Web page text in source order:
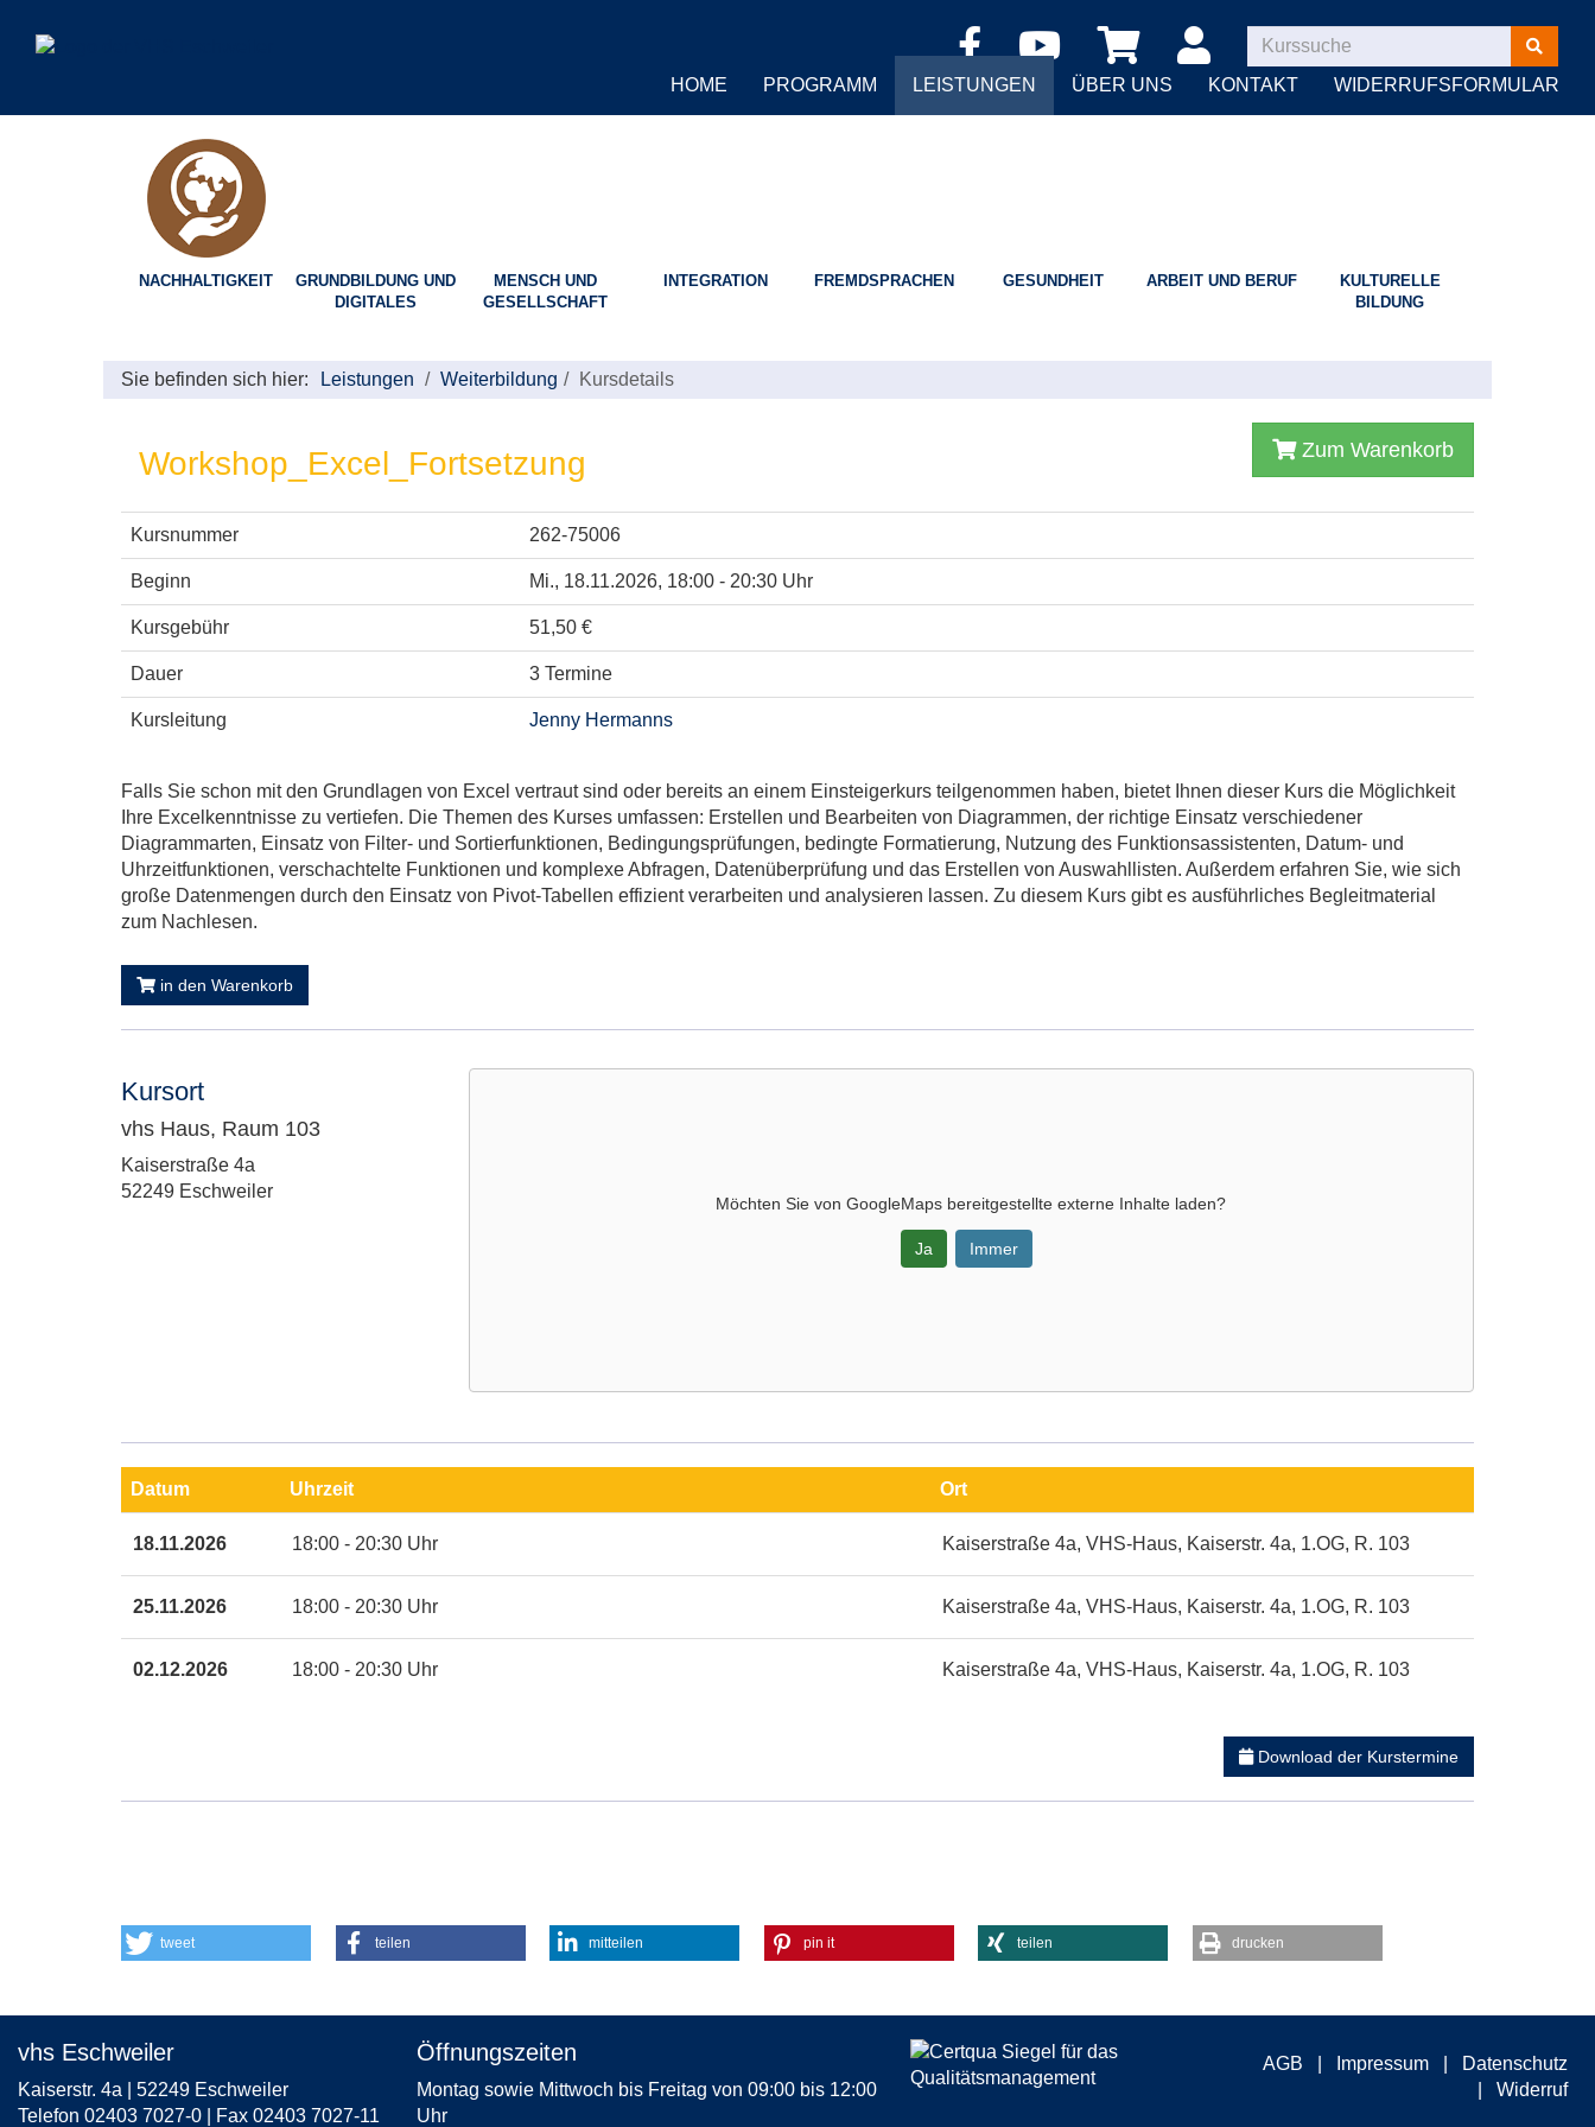
Kurse
suchen
HOME
PROGRAMM LEISTUNGEN ÜBER UNS KONTAKT WIDERRUFSFORMULAR
NACHHALTIGKEIT
GRUNDBILDUNG UND
DIGITALES
MENSCH UND
GESELLSCHAFT
INTEGRATION FREMDSPRACHEN GESUNDHEIT ARBEIT UND BERUF
KULTURELLE
BILDUNG
Sie befinden sich hier: Leistungen Weiterbildung Kursdetails
Workshop_Excel_Fortsetzung Zum Warenkorb
Kursnummer 262-75006
Beginn Mi., 18.11.2026, 18:00 - 20:30 Uhr
Kursgebühr 51,50 €
Dauer 3 Termine
Kursleitung Jenny Hermanns
Falls Sie schon mit den Grundlagen von Excel vertraut sind oder bereits an einem Einsteigerkurs teilgenommen haben, bietet Ihnen dieser Kurs die Möglichkeit
Ihre Excelkenntnisse zu vertiefen. Die Themen des Kurses umfassen: Erstellen und Bearbeiten von Diagrammen, der richtige Einsatz verschiedener
Diagrammarten, Einsatz von Filter- und Sortierfunktionen, Bedingungsprüfungen, bedingte Formatierung, Nutzung des Funktionsassistenten, Datum- und
Uhrzeitfunktionen, verschachtelte Funktionen und komplexe Abfragen, Datenüberprüfung und das Erstellen von Auswahllisten. Außerdem erfahren Sie, wie sich
große Datenmengen durch den Einsatz von Pivot-Tabellen effizient verarbeiten und analysieren lassen. Zu diesem Kurs gibt es ausführliches Begleitmaterial
zum Nachlesen.
in den Warenkorb
Kursort
vhs Haus, Raum 103
Adresse:
Kaiserstraße 4a
52249 Eschweiler
Möchten Sie vonGoogleMaps bereitgestellte externe Inhalte laden?
Ja Immer
Maps
Karte
Raum
zum
diesen
Kurs
Datum Uhrzeit Ort
18.11.2026 18:00 - 20:30 Uhr Kaiserstraße 4a, VHS-Haus, Kaiserstr. 4a, 1.OG, R. 103
25.11.2026 18:00 - 20:30 Uhr Kaiserstraße 4a, VHS-Haus, Kaiserstr. 4a, 1.OG, R. 103
02.12.2026 18:00 - 20:30 Uhr Kaiserstraße 4a, VHS-Haus, Kaiserstr. 4a, 1.OG, R. 103
Download der Kurstermine
tweet teilen mitteilen pin it teilen drucken
vhs Eschweiler
Kaiserstr. 4a | 52249 Eschweiler
Telefon 02403 7027-0 | Fax 02403 7027-11
Öffnungszeiten
Montag sowie Mittwoch bis Freitag von 09:00 bis 12:00
Uhr
AGB Impressum
Datenschutz
Widerruf